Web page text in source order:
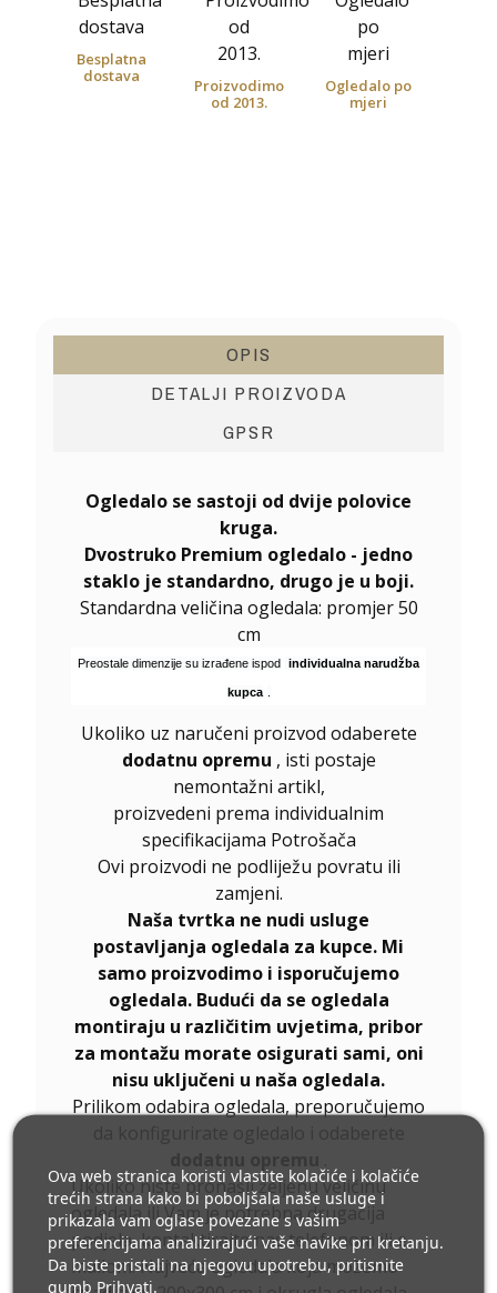
Besplatna
dostava
Proizvodimo
od 2013.
Ogledalo po
mjeri
OPIS
DETALJI PROIZVODA
GPSR
Ogledalo se sastoji od dvije polovice
kruga.
Dvostruko Premium ogledalo - jedno
staklo je standardno, drugo je u boji.
Standardna veličina ogledala: promjer 50
cm
Preostale dimenzije su izrađene ispod individualna narudžba
kupca
Ukoliko uz naručeni proizvod odaberete
dodatnu opremu , isti postaje
nemontažni artikl,
proizvedeni prema individualnim
specifikacijama Potrošača
Ovi proizvodi ne podliježu povratu ili
zamjeni.
Naša tvrtka ne nudi usluge
postavljanja ogledala za kupce. Mi
samo proizvodimo i isporučujemo
ogledala. Budući da se ogledala
montiraju u različitim uvjetima, pribor
za montažu morate osigurati sami, oni
nisu uključeni u naša ogledala.
Prilikom odabira ogledala, preporučujemo
Ukoliko niste pronašli željenu veličinu
ogledala ili Vam je potrebna drugačija
podjela, kontaktirajte nas telefonom ili e-
mailom. Najveća ogledala koja možemo
Ova web stranica koristi vlastite kolačiće i kolačiće
trećih strana kako bi poboljšala naše usluge i
prikazala vam oglase povezane s vašim
preferencijama analizirajući vaše navike pri kretanju.
Da biste pristali na njegovu upotrebu, pritisnite
gumb Prihvati.